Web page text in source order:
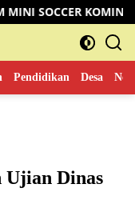
MUSI
Pendidikan Desa
Dinas